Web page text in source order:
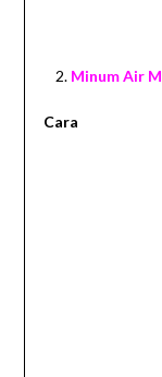
Minum Air
Cara